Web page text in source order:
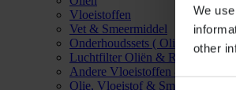
We
other
Vloeistoffen
Vet & Smeermiddel
Onderhoudssets ( Olie & Filter)
Luchtfilter Oliën & Reinigers
Andere Vloeistoffen &
Olie, Vloeistof & Smeermiddel